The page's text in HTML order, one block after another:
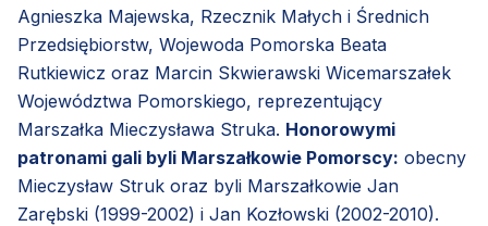
Agnieszka Majewska, Rzecznik Małych i Średnich
Przedsiębiorstw, Wojewoda Pomorska Beata
Rutkiewicz oraz Marcin Skwierawski Wicemarszałek
Województwa Pomorskiego, reprezentujący
Marszałka Mieczysława Struka. Honorowymi
patronami gali byli Marszałkowie Pomorscy: obecny
Mieczysław Struk oraz byli Marszałkowie Jan
Zarębski (1999-2002) i Jan Kozłowski (2002-2010).